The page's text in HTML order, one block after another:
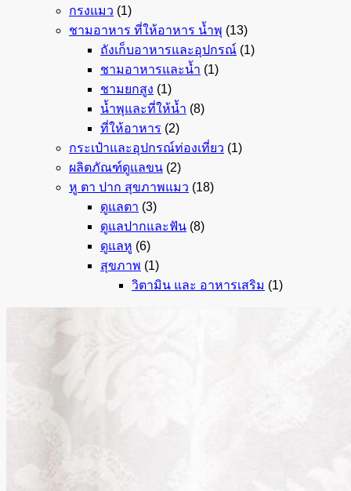
กรงแมว (1)
ชามอาหาร ที่ให้อาหาร น้ำพุ (13)
ถังเก็บอาหารและอุปกรณ์ (1)
ชามอาหารและน้ำ (1)
ชามยกสูง (1)
น้ำพุและที่ให้น้ำ (8)
ที่ให้อาหาร (2)
กระเป๋าและอุปกรณ์ท่องเที่ยว (1)
ผลิตภัณฑ์ดูแลขน (2)
หู ตา ปาก สุขภาพแมว (18)
ดูแลตา (3)
ดูแลปากและฟัน (8)
ดูแลหู (6)
สุขภาพ (1)
วิตามิน และ อาหารเสริม (1)